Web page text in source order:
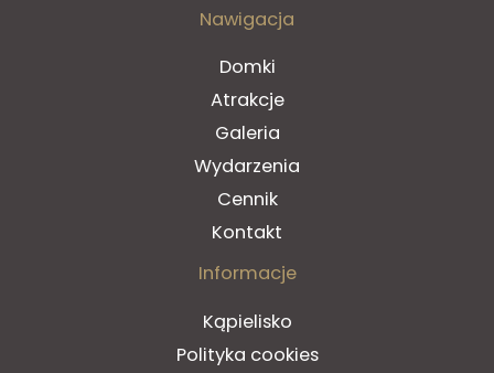
Nawigacja
Domki
Atrakcje
Galeria
Wydarzenia
Cennik
Kontakt
Informacje
Kąpielisko
Polityka cookies